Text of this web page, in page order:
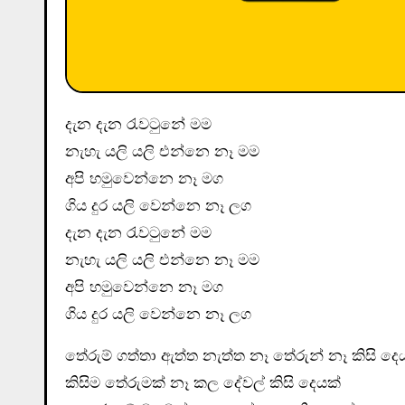
දැන දැන රැවටුනේ මම
නැහැ යලි යලි එන්නෙ නෑ මම
අපි හමුවෙන්නෙ නෑ මග
ගිය දුර යලි වෙන්නෙ නෑ ලග
දැන දැන රැවටුනේ මම
නැහැ යලි යලි එන්නෙ නෑ මම
අපි හමුවෙන්නෙ නෑ මග
ගිය දුර යලි වෙන්නෙ නෑ ලග
තේරුම් ගත්තා ඇත්ත නැත්ත නෑ තේරුන් නෑ කිසි
කිසිම තේරුමක් නෑ කල දේවල් කිසි දෙයක්